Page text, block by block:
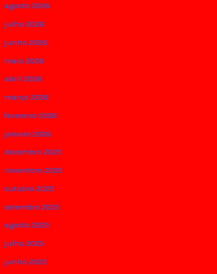
agosto 2026
julho 2026
junho 2026
maio 2026
abril 2026
março 2026
fevereiro 2026
janeiro 2026
dezembro 2025
novembro 2025
outubro 2025
setembro 2025
agosto 2025
julho 2025
junho 2025